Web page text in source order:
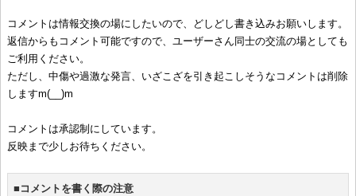
コメントは情報交換の場にしたいので、どしどし書き込みお願いします。
返信からもコメント可能ですので、ユーザーさん同士の交流の場としても
ご利用ください。
ただし、中傷や過激な発言、いざこざを引き起こしそうなコメントは削除
しますm(__)m
コメントは承認制にしています。
反映まで少しお待ちください。
■コメントを書く際の注意